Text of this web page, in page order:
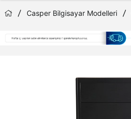
Casper Bilgisayar Modelleri